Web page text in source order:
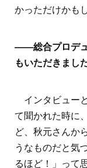
かっただけかも
――総合プロデュ
もいただきました
インタビュー
て聞かれた時に
ど、秋元さんか
うなものだと気
るほど！」って